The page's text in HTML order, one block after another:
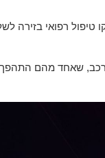
טיפול רפואי בזירה